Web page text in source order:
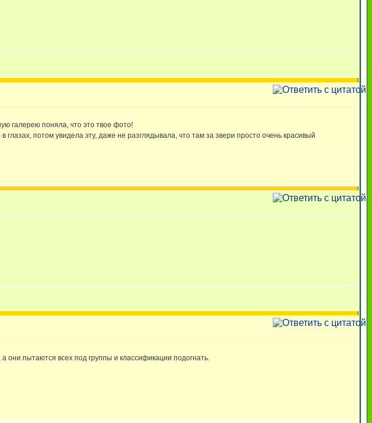
галерею поняла, что это твое фото!
потом увидела эту, даже не разглядывала, что там за звери просто очень красивый
они пытаются всех под группы и классификации подогнать.